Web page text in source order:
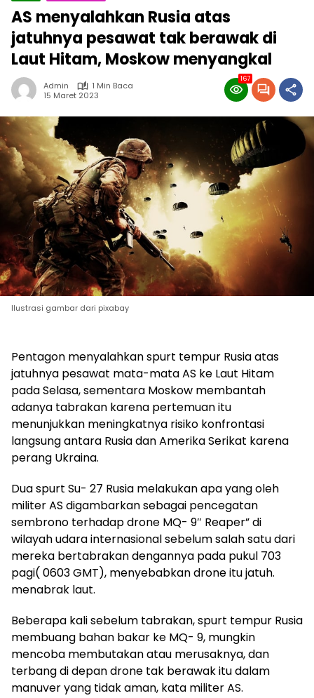
AS menyalahkan Rusia atas
jatuhnya pesawat tak berawak di
Laut Hitam, Moskow menyangkal
Admin
1 Min Baca
15 Maret 2023
167
Ilustrasi gambar dari pixabay
Pentagon menyalahkan spurt tempur Rusia atas
jatuhnya pesawat mata-mata AS ke Laut Hitam
pada Selasa, sementara Moskow membantah
adanya tabrakan karena pertemuan itu
menunjukkan meningkatnya risiko konfrontasi
langsung antara Rusia dan Amerika Serikat karena
perang Ukraina.
Dua spurt Su- 27 Rusia melakukan apa yang oleh
militer AS digambarkan sebagai pencegatan
sembrono terhadap drone MQ- 9″ Reaper” di
wilayah udara internasional sebelum salah satu dari
mereka bertabrakan dengannya pada pukul 703
pagi( 0603 GMT), menyebabkan drone itu jatuh.
menabrak laut.
Beberapa kali sebelum tabrakan, spurt tempur Rusia
membuang bahan bakar ke MQ- 9, mungkin
mencoba membutakan atau merusaknya, dan
terbang di depan drone tak berawak itu dalam
manuver yang tidak aman, kata militer AS.